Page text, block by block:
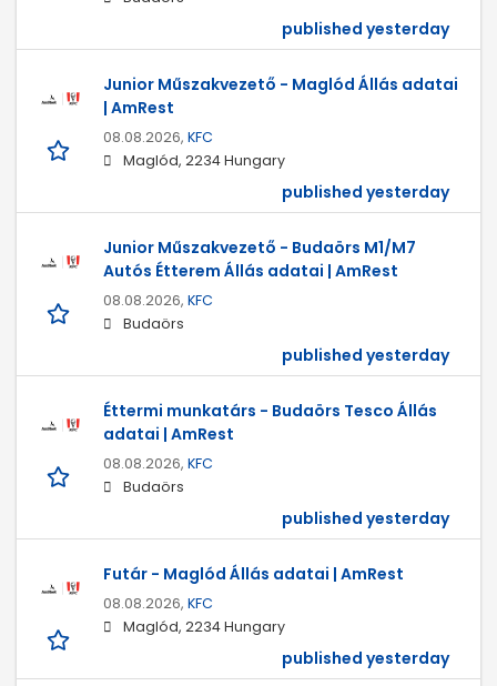
published yesterday
Junior Műszakvezető - Maglód Állás adatai
| AmRest
08.08.2026, KFC
Maglód, 2234 Hungary
published yesterday
Junior Műszakvezető - Budaörs M1/M7
Autós Étterem Állás adatai | AmRest
08.08.2026, KFC
Budaörs
published yesterday
Éttermi munkatárs - Budaörs Tesco Állás
adatai | AmRest
08.08.2026, KFC
Budaörs
published yesterday
Futár - Maglód Állás adatai | AmRest
08.08.2026, KFC
Maglód, 2234 Hungary
published yesterday